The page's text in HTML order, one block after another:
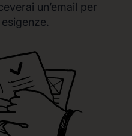
un’email per